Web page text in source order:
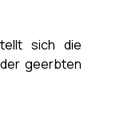
sich die
geerbten